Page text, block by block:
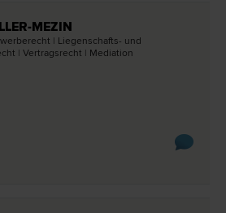
MEZIN
| Liegenschafts- und
| Vertrags­recht | Mediation